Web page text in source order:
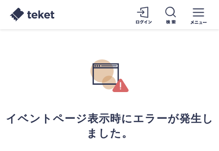
イベントページ表示時にエラーが発生し
ました。